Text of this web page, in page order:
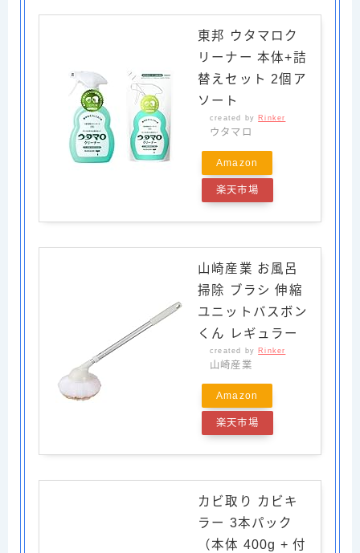
東邦 ウタマロク
リーナー 本体+詰
替えセット 2個ア
ソート
created by Rinker
ウタマロ
Amazon
楽天市場
山崎産業 お風呂
掃除 ブラシ 伸縮
ユニットバスボン
くん レギュラー
created by Rinker
山崎産業
Amazon
楽天市場
カビ取り カビキ
ラー 3本パック
（本体 400g + 付